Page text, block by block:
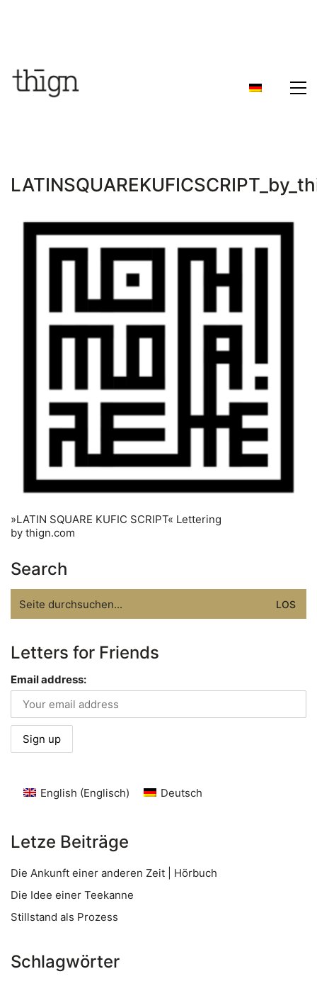
»LATIN SQUARE KUFIC SCRIPT« Lettering
by thign.com
Search
for:
Letters for Friends
Email address:
English (Englisch) Deutsch
Letze Beiträge
Die Ankunft einer anderen Zeit | Hörbuch
Die Idee einer Teekanne
Stillstand als Prozess
Schlagwörter